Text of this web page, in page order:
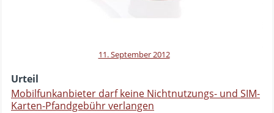
11. September 2012
Urteil
Mobilfunkanbieter darf keine Nichtnutzungs- und SIM-
Karten-Pfandgebühr verlangen